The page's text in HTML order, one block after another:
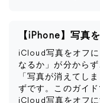
iCloud写真をオフ
なるか」が分から
「写真が消えてし
ずです。このガイ
iCloud写真をオフ